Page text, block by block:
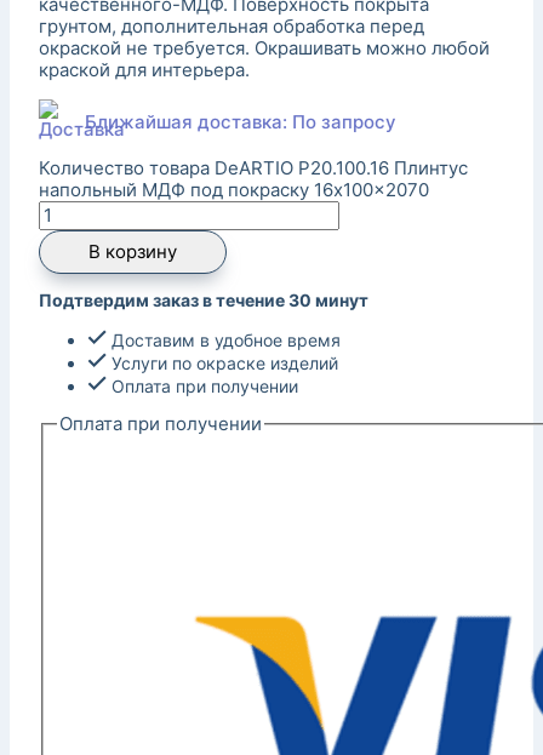
грунтом, дополнительная обработка перед
окраской не требуется. Окрашивать можно любой
краской для интерьера.
Ближайшая доставка: По запросу
Количество товара DeARTIO P20.100.16 Плинтус
напольный МДФ под покраску 16x100x2070
В корзину
Подтвердим заказ в течение 30 минут
Доставим в удобное время
Услуги по окраске изделий
Оплата при получении
Оплата при получении